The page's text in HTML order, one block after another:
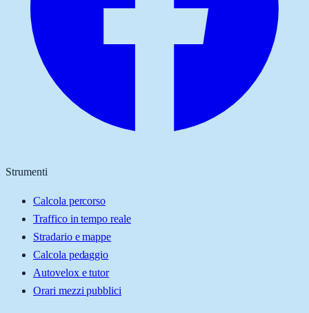
Strumenti
Calcola percorso
Traffico in tempo reale
Stradario e mappe
Calcola pedaggio
Autovelox e tutor
Orari mezzi pubblici